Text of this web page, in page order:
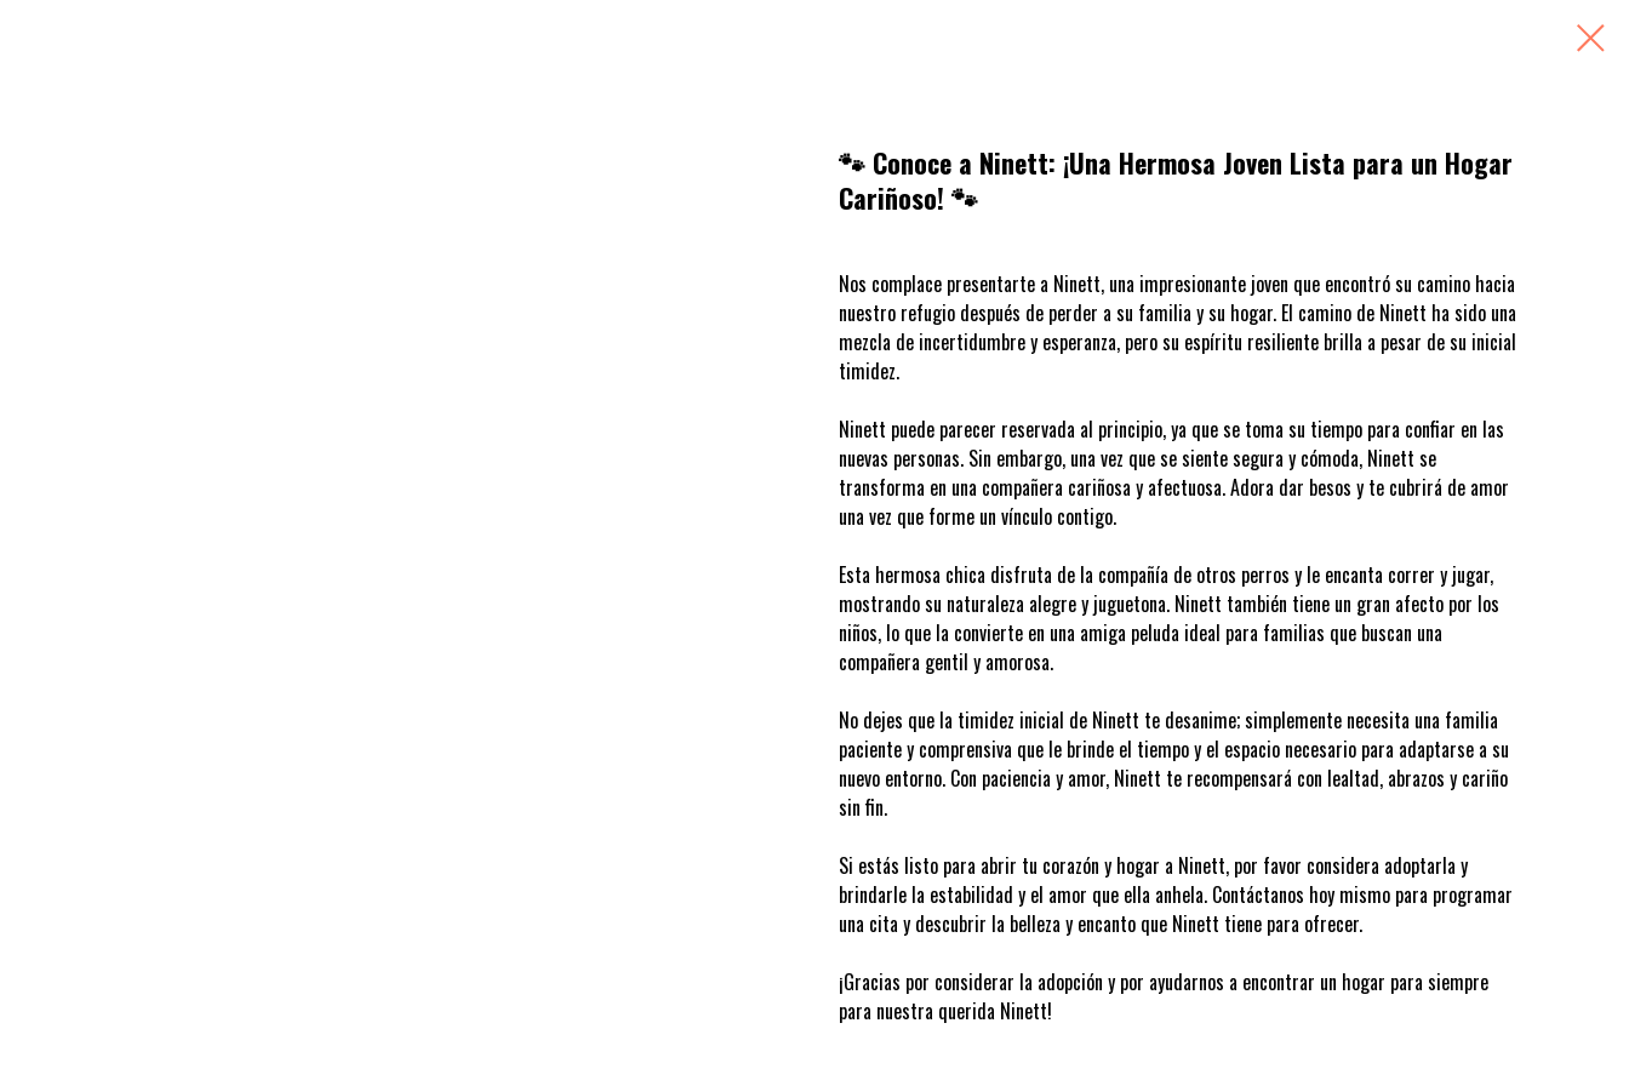
🐾 Conoce a Ninett: ¡Una Hermosa Joven Lista para un Hogar
Cariñoso! 🐾
Nos complace presentarte a Ninett, una impresionante joven que encontró su camino hacia
nuestro refugio después de perder a su familia y su hogar. El camino de Ninett ha sido una
mezcla de incertidumbre y esperanza, pero su espíritu resiliente brilla a pesar de su inicial
timidez.
Ninett puede parecer reservada al principio, ya que se toma su tiempo para confiar en las
nuevas personas. Sin embargo, una vez que se siente segura y cómoda, Ninett se
transforma en una compañera cariñosa y afectuosa. Adora dar besos y te cubrirá de amor
una vez que forme un vínculo contigo.
Esta hermosa chica disfruta de la compañía de otros perros y le encanta correr y jugar,
mostrando su naturaleza alegre y juguetona. Ninett también tiene un gran afecto por los
niños, lo que la convierte en una amiga peluda ideal para familias que buscan una
compañera gentil y amorosa.
No dejes que la timidez inicial de Ninett te desanime; simplemente necesita una familia
paciente y comprensiva que le brinde el tiempo y el espacio necesario para adaptarse a su
nuevo entorno. Con paciencia y amor, Ninett te recompensará con lealtad, abrazos y cariño
sin fin.
Si estás listo para abrir tu corazón y hogar a Ninett, por favor considera adoptarla y
brindarle la estabilidad y el amor que ella anhela. Contáctanos hoy mismo para programar
una cita y descubrir la belleza y encanto que Ninett tiene para ofrecer.
¡Gracias por considerar la adopción y por ayudarnos a encontrar un hogar para siempre
para nuestra querida Ninett!